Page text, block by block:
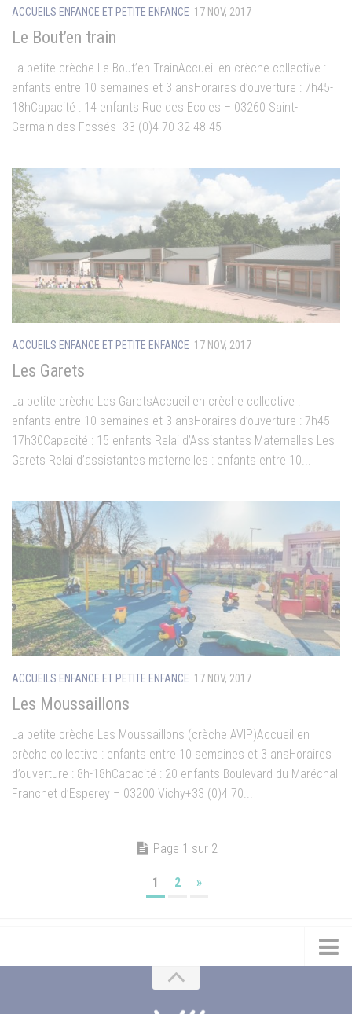
ACCUEILS ENFANCE ET PETITE ENFANCE 17 NOV, 2017
Le Bout’en train
La petite crèche Le Bout’en TrainAccueil en crèche collective :
enfants entre 10 semaines et 3 ansHoraires d’ouverture : 7h45-
18hCapacité : 14 enfants Rue des Ecoles – 03260 Saint-
Germain-des-Fossés+33 (0)4 70 32 48 45
ACCUEILS ENFANCE ET PETITE ENFANCE 17 NOV, 2017
Les Garets
La petite crèche Les GaretsAccueil en crèche collective :
enfants entre 10 semaines et 3 ansHoraires d’ouverture : 7h45-
17h30Capacité : 15 enfants Relai d’Assistantes Maternelles Les
Garets Relai d’assistantes maternelles : enfants entre 10...
ACCUEILS ENFANCE ET PETITE ENFANCE 17 NOV, 2017
Les Moussaillons
La petite crèche Les Moussaillons (crèche AVIP)Accueil en
crèche collective : enfants entre 10 semaines et 3 ansHoraires
d’ouverture : 8h-18hCapacité : 20 enfants Boulevard du Maréchal
Franchet d’Esperey – 03200 Vichy+33 (0)4 70...
Page 1 sur 2
1 2 »